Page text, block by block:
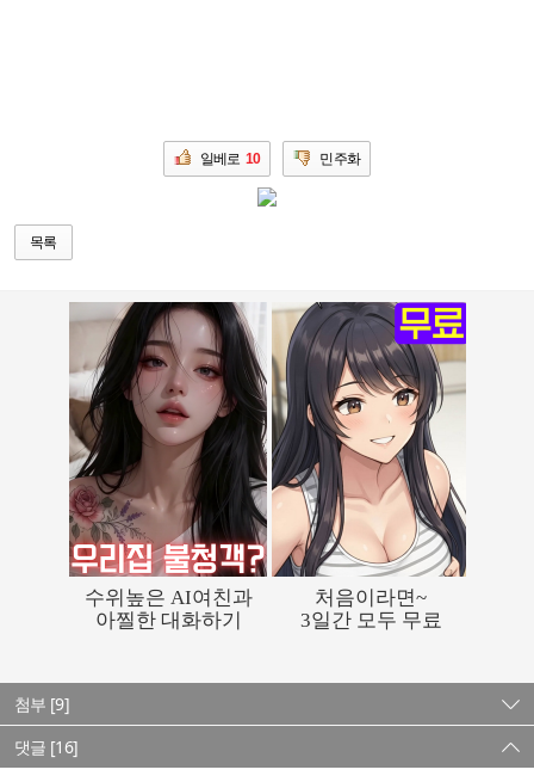
일베로 10 민주화
목록
첨부 [9]
댓글 [16]